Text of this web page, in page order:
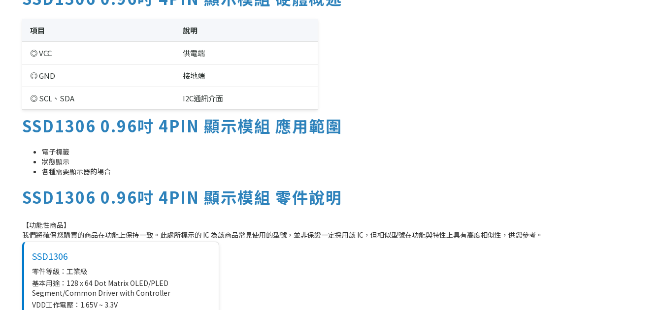
項目 說明
◎ VCC 供電端
◎ GND 接地端
◎ SCL、SDA I2C通訊介面
SSD1306 0.96吋 4PIN 顯示模組 應用範圍
電子標籤
狀態顯示
各種需要顯示器的場合
SSD1306 0.96吋 4PIN 顯示模組 零件說明
【功能性商品】
我們將確保您購買的商品在功能上保持一致。此處所標示的 IC 為該商品常見使用的型號，並非保證一定採用該 IC，但相似型號在功能與特性上具有高度相似性，供您參考。
SSD1306
零件等級：工業級
基本用途：128 x 64 Dot Matrix OLED/PLED
Segment/Common Driver with Controller
VDD工作電壓：1.65V ~ 3.3V